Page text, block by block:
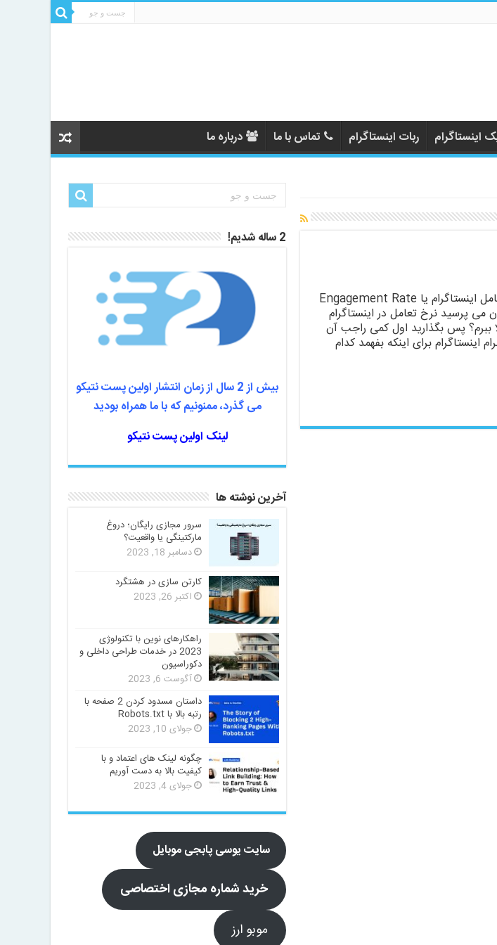
اینستاگرام ربات اینستاگرام تماس با ما درباره ما
شاید شما هم تاحالا اسم نرخ تعامل اینستاگرام یا Engagement Rate
می پرسید نرخ تعامل در اینستاگرام
ببرم؟ پس بگذارید اول کمی راجب آن
اینستاگرام برای اینکه بفهمد کدام
2 ساله شدیم!
بیش از 2 سال از زمان انتشار اولین پست نتیکو
می گذرد، ممنونیم که با ما همراه بودید
لینک اولین پست نتیکو
آخرین نوشته ها
سرور مجازی رایگان؛ دروغ
مارکتینگی یا واقعیت؟
دسامبر 18, 2023
کارتن سازی در هشتگرد
اکتبر 26, 2023
راهکارهای نوین با تکنولوژی
2023 در خدمات طراحی داخلی و
دکوراسیون
آگوست 6, 2023
داستان مسدود کردن 2 صفحه با
رتبه بالا با Robots.txt
جولای 10, 2023
چگونه لینک های اعتماد و با
کیفیت بالا به دست آوریم
جولای 4, 2023
سایت یوسی پابجی موبایل
خرید شماره مجازی اختصاصی
موبو ارز